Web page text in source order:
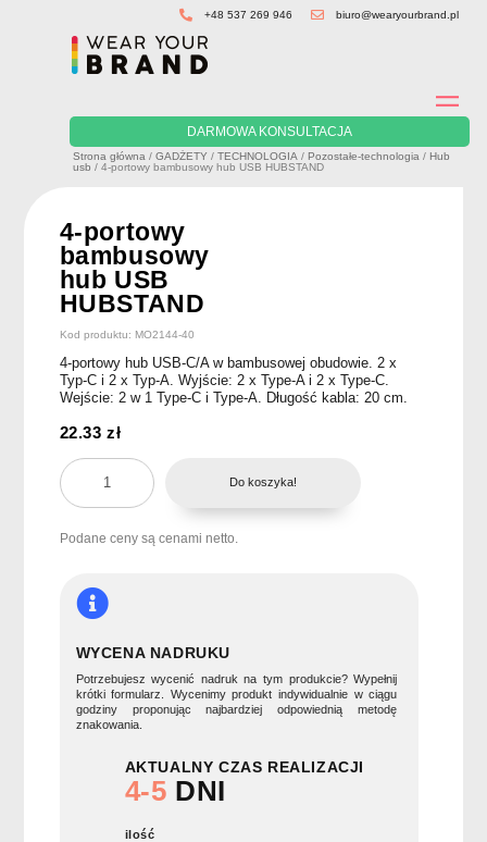
+48 537 269 946 biuro@wearyourbrand.pl
DARMOWA KONSULTACJA
Strona główna /GADŻETY /TECHNOLOGIA / Pozostałe-technologia / Hub
usb / 4-portowy bambusowy hub USB HUBSTAND
4-portowy
bambusowy
hub USB
HUBSTAND
Kod produktu: MO2144-40
4-portowy hub USB-C/A w bambusowej obudowie. 2 x
Typ-C i 2 x Typ-A. Wyjście: 2 x Type-A i 2 x Type-C.
Wejście: 2 w 1 Type-C i Type-A. Długość kabla: 20 cm.
22.33zł
ilość
4-
portowy
bambusowy
HUBSTAND
Do koszyka!
Podane ceny są cenami netto.
WYCENA NADRUKU
Potrzebujesz wycenić nadruk na tym produkcie? Wypełnij
krótki formularz. Wycenimy produkt indywidualnie w ciągu
godziny proponując najbardziej odpowiednią metodę
znakowania.
AKTUALNY CZAS REALIZACJI
4-5 DNI
ilość